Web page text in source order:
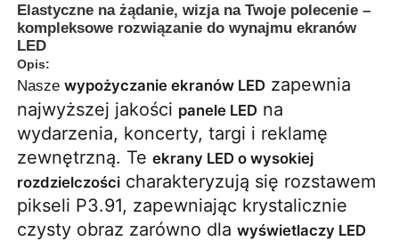
Do domu
Produkty
Elastyczne na żądanie, wizja na Twoje polecenie –
kompleksowe rozwiązanie do wynajmu ekranów
LED
Opis:
Naszewypożyczanie ekranów LED zapewnia
najwyższej jakości panele LED na
wydarzenia, koncerty, targi i reklamę
zewnętrzną. Teekrany LED o wysokiej
rozdzielczości charakteryzują się rozstawem
pikseli P3.91, zapewniając krystalicznie
czysty obraz zarówno dlawyświetlaczy LED